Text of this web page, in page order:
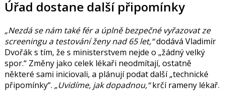
Úřad dostane další připomínky
Nezdá se nám také fér a úplně bezpečné vyřazovat ze
screeningu a testování ženy nad 65 let, dodává Vladimír
Dvořák s tím, že s ministerstvem nejde o žádný velký
spor. Změny jako celek lékaři neodmítají, ostatně
některé sami iniciovali, a plánují podat další technické
připomínky . Uvidíme, jak dopadnou, krčí rameny lékař.